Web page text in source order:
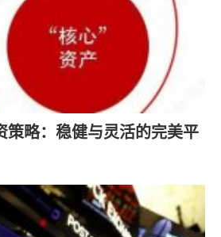
略：稳健与灵活的完美平